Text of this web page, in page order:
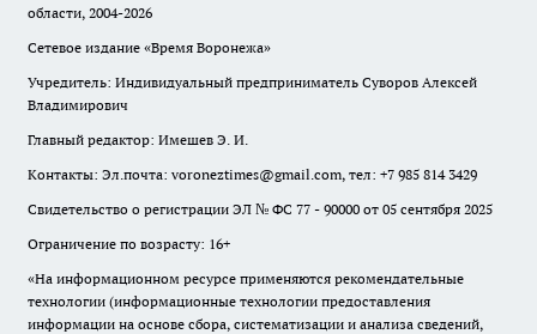
области, 2004-2026
Сетевое издание «Время Воронежа»
Учредитель: Индивидуальный предприниматель Суворов Алексей
Владимирович
Главный редактор: Имешев Э. И.
Контакты: Эл.почта: voroneztimes@gmail.com, тел: +7 985 814 3429
Свидетельство о регистрации ЭЛ № ФС 77 - 90000 от 05 сентября 2025
Ограничение по возрасту: 16+
«На информационном ресурсе применяются рекомендательные
технологии (информационные технологии предоставления
информации на основе сбора, систематизации и анализа сведений,